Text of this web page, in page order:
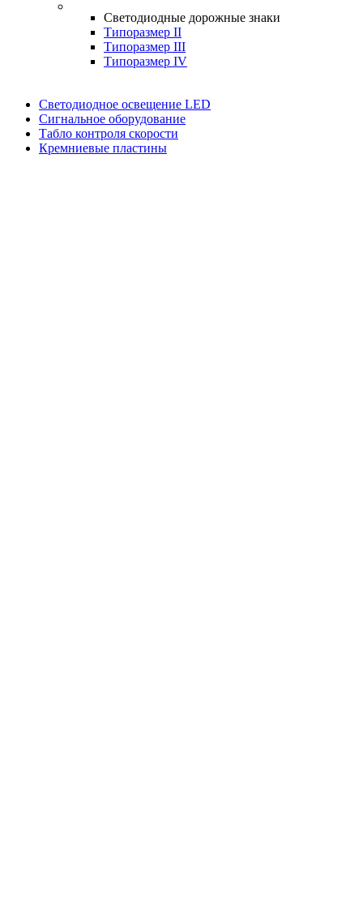
Светодиодные дорожные знаки
Типоразмер II
Типоразмер III
Типоразмер IV
Светодиодное освещение LED
Сигнальное оборудование
Табло контроля скорости
Кремниевые пластины